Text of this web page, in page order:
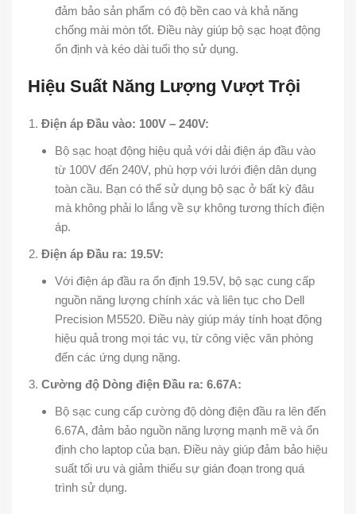
đảm bảo sản phẩm có độ bền cao và khả năng
chống mài mòn tốt. Điều này giúp bộ sạc hoạt động
ổn định và kéo dài tuổi thọ sử dụng.
Hiệu Suất Năng Lượng Vượt Trội
Điện áp Đầu vào: 100V – 240V:
Bộ sạc hoạt động hiệu quả với dải điện áp đầu vào
từ 100V đến 240V, phù hợp với lưới điện dân dụng
toàn cầu. Bạn có thể sử dụng bộ sạc ở bất kỳ đâu
mà không phải lo lắng về sự không tương thích điện
áp.
Điện áp Đầu ra: 19.5V:
Với điện áp đầu ra ổn định 19.5V, bộ sạc cung cấp
nguồn năng lượng chính xác và liên tục cho Dell
Precision M5520. Điều này giúp máy tính hoạt động
hiệu quả trong mọi tác vụ, từ công việc văn phòng
đến các ứng dụng nặng.
Cường độ Dòng điện Đầu ra: 6.67A:
Bộ sạc cung cấp cường độ dòng điện đầu ra lên đến
6.67A, đảm bảo nguồn năng lượng mạnh mẽ và ổn
định cho laptop của bạn. Điều này giúp đảm bảo hiệu
suất tối ưu và giảm thiểu sự gián đoạn trong quá
trình sử dụng.